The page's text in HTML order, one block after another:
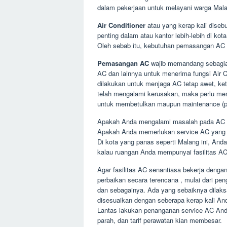
dalam pekerjaan untuk melayani warga
Air Conditioner atau yang kerap kali
penting dalam atau kantor lebih-lebih di
Oleh sebab itu, kebutuhan pemasangan
Pemasangan AC wajib memandang
AC dan lainnya untuk menerima fungsi Air
dilakukan untuk menjaga AC tetap awet,
telah mengalami kerusakan, maka perlu
untuk membetulkan maupun maintenance
Apakah Anda mengalami masalah pada
Apakah Anda memerlukan service AC
Di kota yang panas seperti Malang ini,
kalau ruangan Anda mempunyai fasilitas
Agar fasilitas AC senantiasa bekerja
perbaikan secara terencana , mulai dari
dan sebagainya. Ada yang sebaiknya
disesuaikan dengan seberapa kerap kali
Lantas lakukan penanganan service AC
parah, dan tarif perawatan kian membesar.